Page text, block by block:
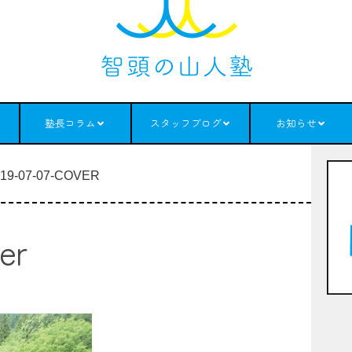
塾長コラム スタッフブログ お知らせ
07-07-COVER